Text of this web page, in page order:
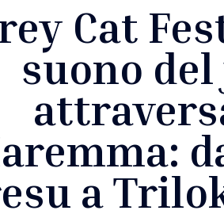
Cat
suono del
a